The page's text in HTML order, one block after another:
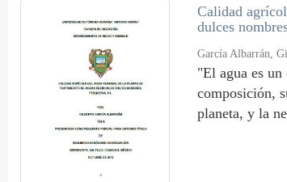
Calidad
dulces
García Albarrán,
"El agua es
composición,
planeta, y la